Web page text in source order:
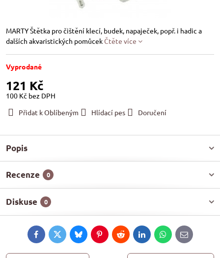
MARTY Štětka pro čištění klecí, budek, napaječek, popř. i hadic a
dalších akvaristických pomůcekČtěte více
Vyprodané
121 Kč
100 Kč bez DPH
Přidat k Oblíbeným
Hlídací pes Doručení
Popis
Recenze 0
Diskuse 0
FacebookTwitterBlueskyPinterestRedditLinkedInWhatsApp
E-
mail